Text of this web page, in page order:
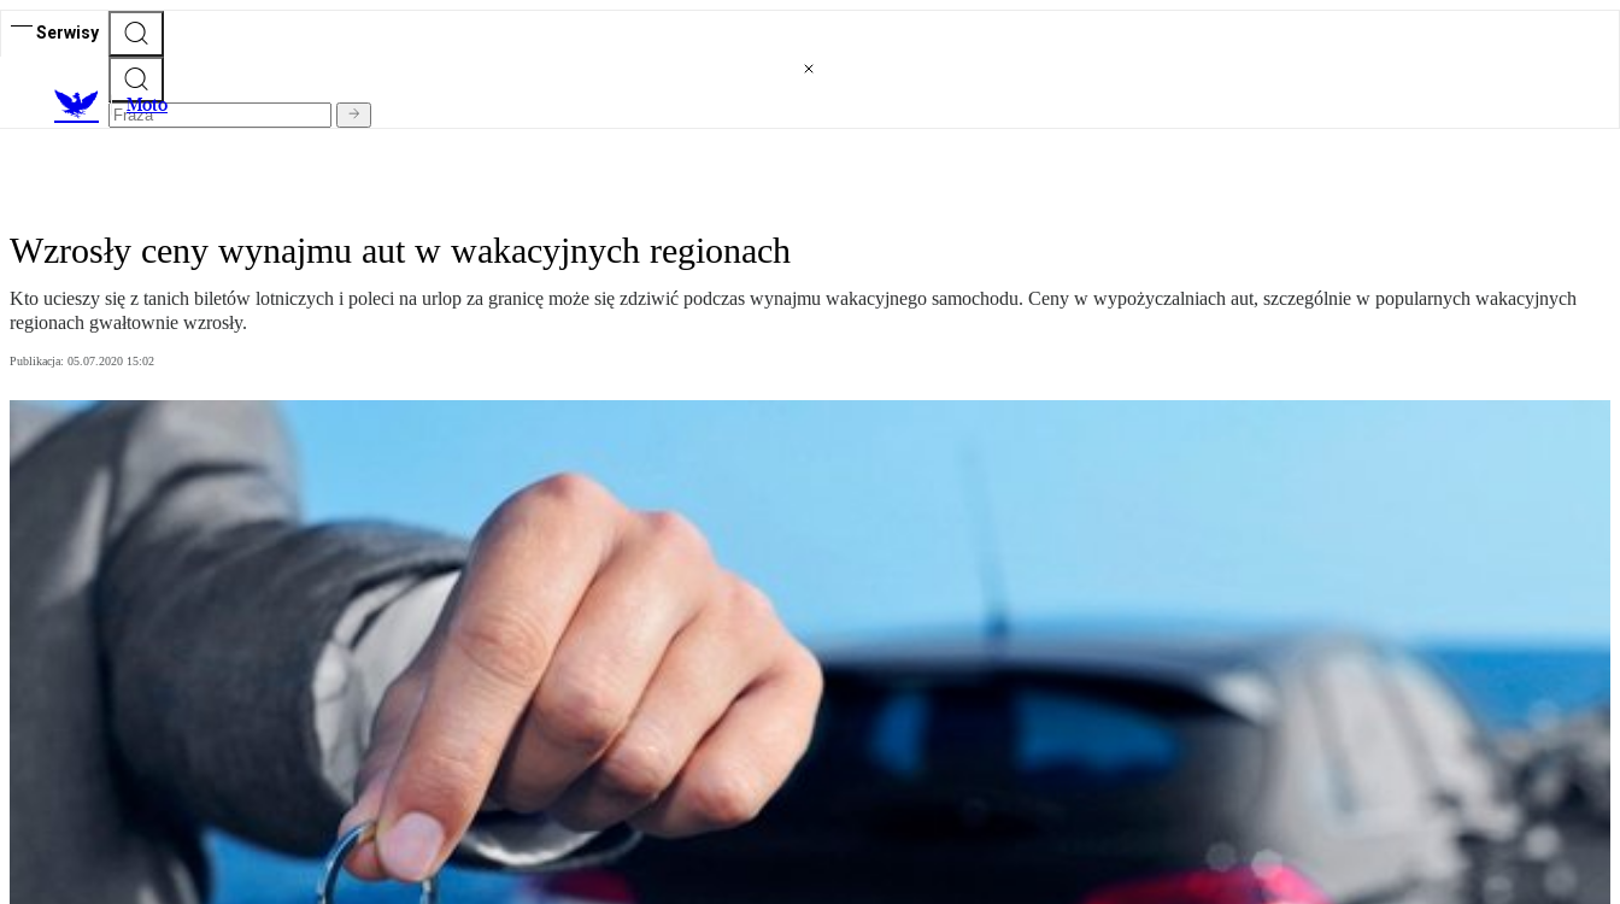
Serwisy
Moto
Wzrosły ceny wynajmu aut w wakacyjnych regionach
Kto ucieszy się z tanich biletów lotniczych i poleci na urlop za granicę może się zdziwić podczas wynajmu wakacyjnego samochodu. Ceny w wypożyczalniach aut, szczególnie w popularnych wakacyjnych
regionach gwałtownie wzrosły.
Publikacja: 05.07.2020 15:02